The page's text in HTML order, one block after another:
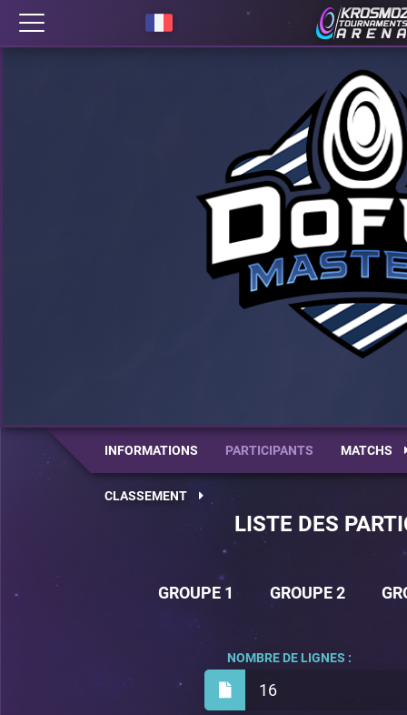
INFORMATIONS PARTICIPANTS MATCHS
CLASSEMENT
LISTE DES
GROUPE 1 GROUPE 2
16
NOMBRE DE LIGNES :